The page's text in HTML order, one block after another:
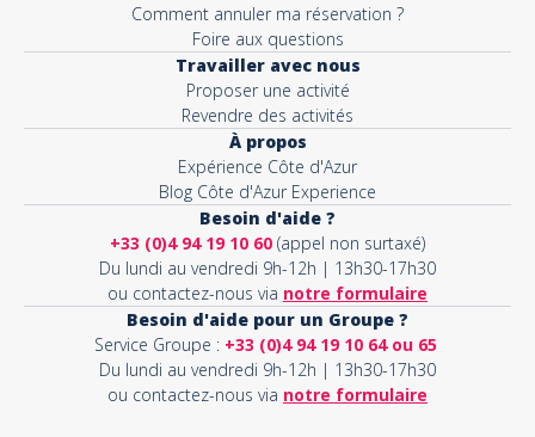
Comment annuler ma réservation ?
Foire aux questions
Travailler avec nous
Proposer une activité
Revendre des activités
À propos
Expérience Côte d'Azur
Blog Côte d'Azur Experience
Besoin d'aide ?
+33 (0)4 94 19 10 60 (appel non surtaxé)
Du lundi au vendredi 9h-12h | 13h30-17h30
ou contactez-nous via notre formulaire
Besoin d'aide pour un Groupe ?
Service Groupe : +33 (0)4 94 19 10 64 ou 65
Du lundi au vendredi 9h-12h | 13h30-17h30
ou contactez-nous via notre formulaire